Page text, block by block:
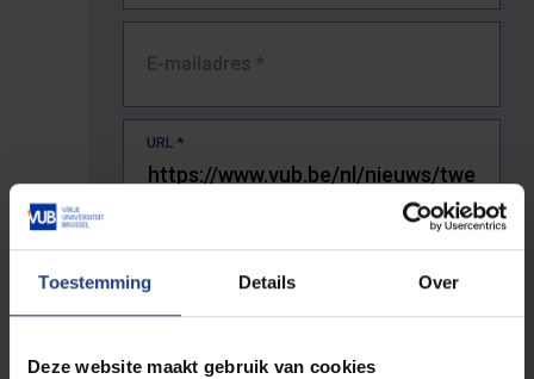
Toestemming Details Over
Deze website maakt gebruik van cookies
E-mailadres *
URL *
De volledige URL van de pagina waar je de fout zag.